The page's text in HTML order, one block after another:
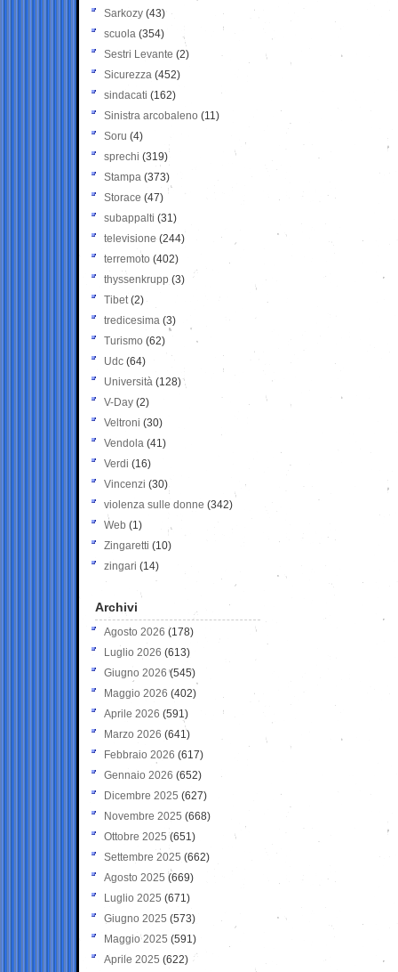
Sarkozy (43)
scuola (354)
Sestri Levante (2)
Sicurezza (452)
sindacati (162)
Sinistra arcobaleno (11)
Soru (4)
sprechi (319)
Stampa (373)
Storace (47)
subappalti (31)
televisione(244)
terremoto (402)
thyssenkrupp (3)
Tibet(2)
tredicesima (3)
Turismo (62)
Udc (64)
Università (128)
V-Day (2)
Veltroni (30)
Vendola (41)
Verdi (16)
Vincenzi (30)
violenza sulle donne (342)
Web (1)
Zingaretti (10)
zingari (14)
Archivi
Agosto 2026 (178)
Luglio 2026 (613)
Giugno 2026 (545)
Maggio 2026 (402)
Aprile 2026 (591)
Marzo 2026 (641)
Febbraio 2026 (617)
Gennaio 2026 (652)
Dicembre 2025 (627)
Novembre 2025 (668)
Ottobre 2025 (651)
Settembre 2025 (662)
Agosto 2025 (669)
Luglio 2025 (671)
Giugno 2025 (573)
Maggio 2025 (591)
Aprile 2025 (622)